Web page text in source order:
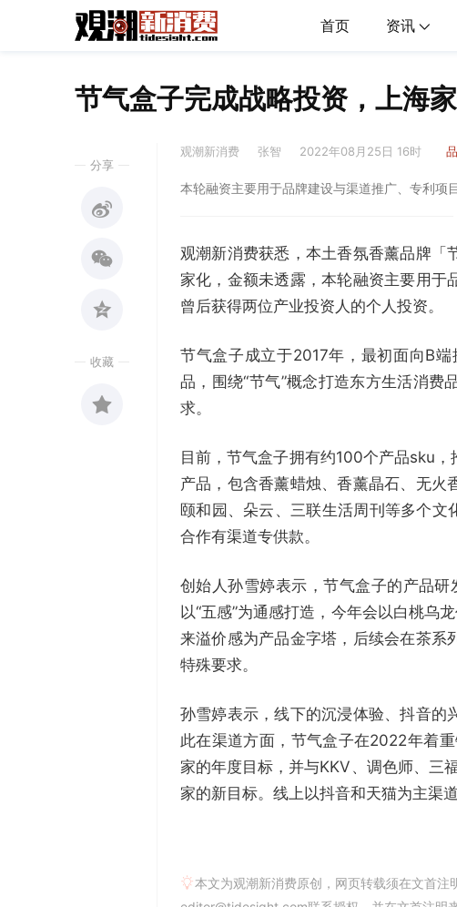
首页 资讯
节气盒子完成战略投资，上海
分享
收藏
观潮新消费 张智 2022年08月25日 16时
本轮融资主要用于品牌建设与渠道推广、专利项目
观潮新消费获悉，本土香氛香薰品牌「
家化，金额未透露，本轮融资主要用于
曾后获得两位产业投资人的个人投资。
节气盒子成立于2017年，最初面向B
品，围绕“节气”概念打造东方生活消
求。
目前，节气盒子拥有约100个产品sku
产品，包含香薰蜡烛、香薰晶石、无火
颐和园、朵云、三联生活周刊等多个
合作有渠道专供款。
创始人孙雪婷表示，节气盒子的产品研
以“五感”为通感打造，今年会以白桃乌
来溢价感为产品金字塔，后续会在茶系
特殊要求。
孙雪婷表示，线下的沉浸体验、抖音的
此在渠道方面，节气盒子在2022年着
家的年度目标，并与KKV、调色师、三
家的新目标。线上以抖音和天猫为主渠
本文为观潮新消费原创，网页转载须在文首